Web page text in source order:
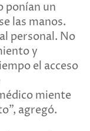
ponían un
las manos.
personal. No
y
el acceso
miente
agregó.